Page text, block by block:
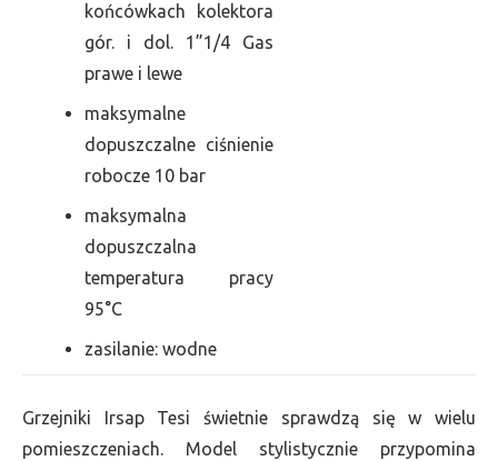
końcówkach kolektora
gór. i dol. 1”1/4 Gas
prawe i lewe
maksymalne
dopuszczalne ciśnienie
robocze 10 bar
maksymalna
dopuszczalna
temperatura pracy
95°C
zasilanie: wodne
Grzejniki Irsap Tesi świetnie sprawdzą się w wielu
pomieszczeniach. Model stylistycznie przypomina